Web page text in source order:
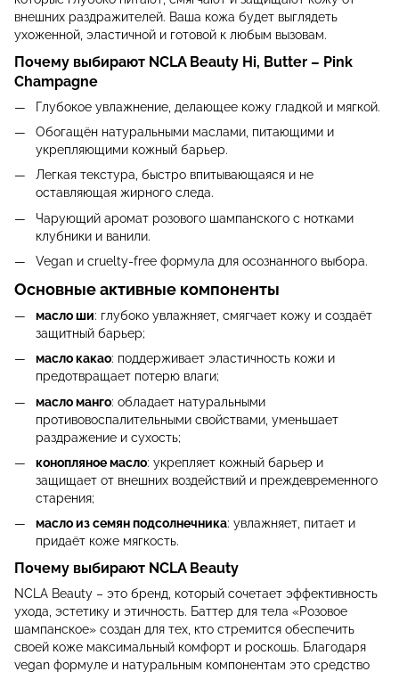
внешних раздражителей. Ваша кожа будет выглядеть
ухоженной, эластичной и готовой к любым вызовам.
Почему выбирают NCLA Beauty Hi, Butter – Pink
Champagne
Глубокое увлажнение, делающее кожу гладкой и мягкой.
Обогащён натуральными маслами, питающими и
укрепляющими кожный барьер.
Легкая текстура, быстро впитывающаяся и не
оставляющая жирного следа.
Чарующий аромат розового шампанского с нотками
клубники и ванили.
Vegan и cruelty-free формула для осознанного выбора.
Основные активные компоненты
масло ши: глубоко увлажняет, смягчает кожу и создаёт
защитный барьер;
масло какао: поддерживает эластичность кожи и
предотвращает потерю влаги;
масло манго: обладает натуральными
противовоспалительными свойствами, уменьшает
раздражение и сухость;
конопляное масло: укрепляет кожный барьер и
защищает от внешних воздействий и преждевременного
старения;
масло из семян подсолнечника: увлажняет, питает и
придаёт коже мягкость.
Почему выбирают NCLA Beauty
NCLA Beauty – это бренд, который сочетает эффективность
ухода, эстетику и этичность. Баттер для тела «Розовое
шампанское» создан для тех, кто стремится обеспечить
своей коже максимальный комфорт и роскошь. Благодаря
vegan формуле и натуральным компонентам это средство